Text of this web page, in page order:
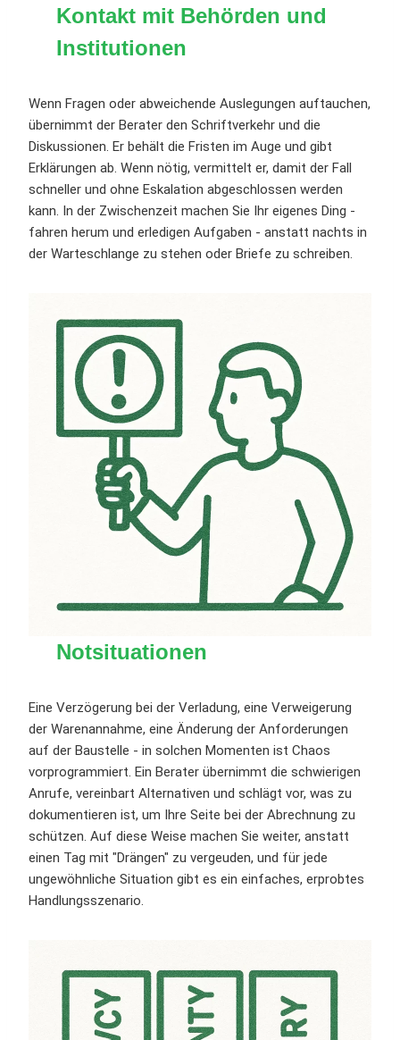
Kontakt mit Behörden und
Institutionen
Wenn Fragen oder abweichende Auslegungen auftauchen,
übernimmt der Berater den Schriftverkehr und die
Diskussionen. Er behält die Fristen im Auge und gibt
Erklärungen ab. Wenn nötig, vermittelt er, damit der Fall
schneller und ohne Eskalation abgeschlossen werden
kann. In der Zwischenzeit machen Sie Ihr eigenes Ding -
fahren herum und erledigen Aufgaben - anstatt nachts in
der Warteschlange zu stehen oder Briefe zu schreiben.
Notsituationen
Eine Verzögerung bei der Verladung, eine Verweigerung
der Warenannahme, eine Änderung der Anforderungen
auf der Baustelle - in solchen Momenten ist Chaos
vorprogrammiert. Ein Berater übernimmt die schwierigen
Anrufe, vereinbart Alternativen und schlägt vor, was zu
dokumentieren ist, um Ihre Seite bei der Abrechnung zu
schützen. Auf diese Weise machen Sie weiter, anstatt
einen Tag mit "Drängen" zu vergeuden, und für jede
ungewöhnliche Situation gibt es ein einfaches, erprobtes
Handlungsszenario.